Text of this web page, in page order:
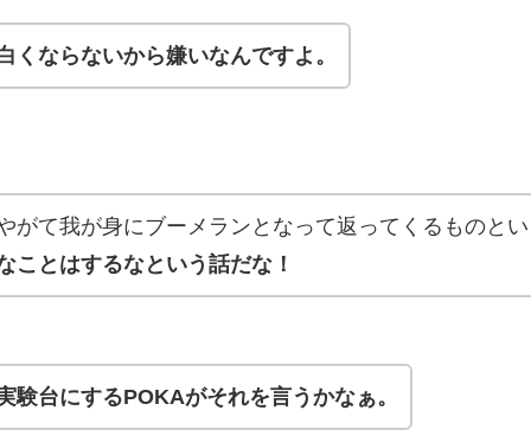
くならないから嫌いなんですよ。
がて我が身にブーメランとなって返ってくるものとい
ことはするなという話だな！
験台にするPOKAがそれを言うかなぁ。